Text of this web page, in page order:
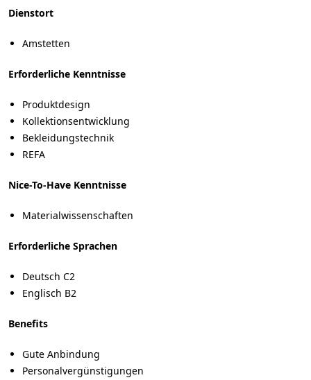
Dienstort
Amstetten
Erforderliche Kenntnisse
Produktdesign
Kollektionsentwicklung
Bekleidungstechnik
REFA
Nice-To-Have Kenntnisse
Materialwissenschaften
Erforderliche Sprachen
Deutsch C2
Englisch B2
Benefits
Gute Anbindung
Personalvergünstigungen